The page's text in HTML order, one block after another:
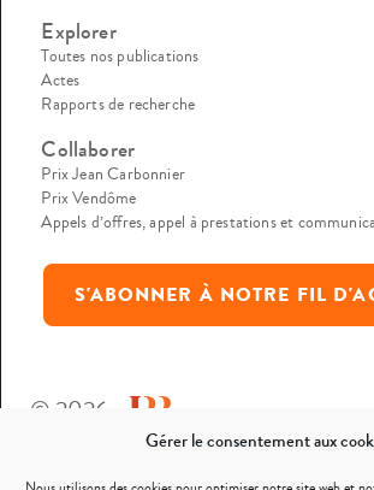
Gérer le consentement aux
Explorer
Toutes nos publications
Actes
Rapports de recherche
Collaborer
Prix Jean Carbonnier
Prix Vendôme
Appels d’offres, appel à prestations et
S'ABONNER À NOTRE FIL
© 2026